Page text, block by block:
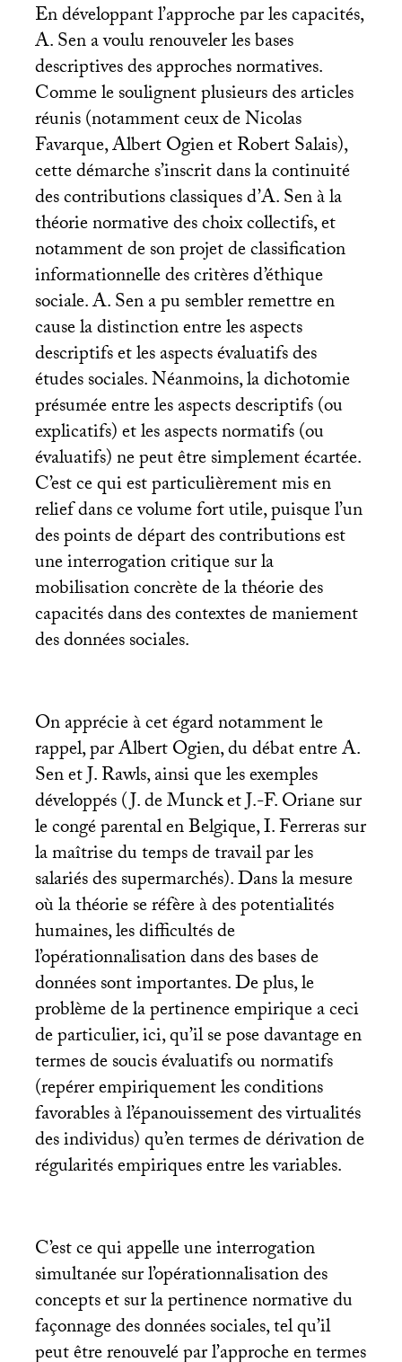
En développant l’approche par les capacités,
A. Sen a voulu renouveler les bases
descriptives des approches normatives.
Comme le soulignent plusieurs des articles
réunis (notamment ceux de Nicolas
Favarque, Albert Ogien et Robert Salais),
cette démarche s’inscrit dans la continuité
des contributions classiques d’A. Sen à la
théorie normative des choix collectifs, et
notamment de son projet de classification
informationnelle des critères d’éthique
sociale. A. Sen a pu sembler remettre en
cause la distinction entre les aspects
descriptifs et les aspects évaluatifs des
études sociales. Néanmoins, la dichotomie
présumée entre les aspects descriptifs (ou
explicatifs) et les aspects normatifs (ou
évaluatifs) ne peut être simplement écartée.
C’est ce qui est particulièrement mis en
relief dans ce volume fort utile, puisque l’un
des points de départ des contributions est
une interrogation critique sur la
mobilisation concrète de la théorie des
capacités dans des contextes de maniement
des données sociales.
On apprécie à cet égard notamment le
rappel, par Albert Ogien, du débat entre A.
Sen et J. Rawls, ainsi que les exemples
développés (J. de Munck et J.-F. Oriane sur
le congé parental en Belgique, I. Ferreras sur
la maîtrise du temps de travail par les
salariés des supermarchés). Dans la mesure
où la théorie se réfère à des potentialités
humaines, les difficultés de
l’opérationnalisation dans des bases de
données sont importantes. De plus, le
problème de la pertinence empirique a ceci
de particulier, ici, qu’il se pose davantage en
termes de soucis évaluatifs ou normatifs
(repérer empiriquement les conditions
favorables à l’épanouissement des virtualités
des individus) qu’en termes de dérivation de
régularités empiriques entre les variables.
C’est ce qui appelle une interrogation
simultanée sur l’opérationnalisation des
concepts et sur la pertinence normative du
façonnage des données sociales, tel qu’il
peut être renouvelé par l’approche en termes